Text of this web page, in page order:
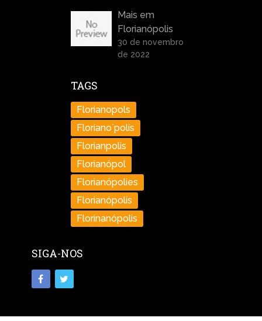
Mais em
Florianópolis
30 de novembro
de 2022
TAGS
Florianopols
Floriano´polis
Florianpolis
Florianópol
Florianópolies
Florianópolis
Florinanópolis
SIGA-NOS